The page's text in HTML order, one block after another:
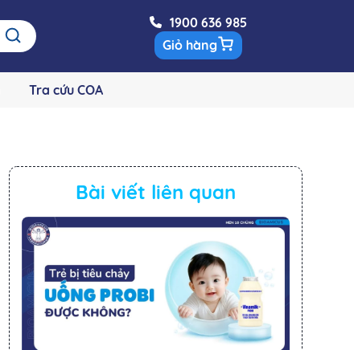
1900 636 985
Giỏ hàng
Tra cứu COA
Bài viết liên quan